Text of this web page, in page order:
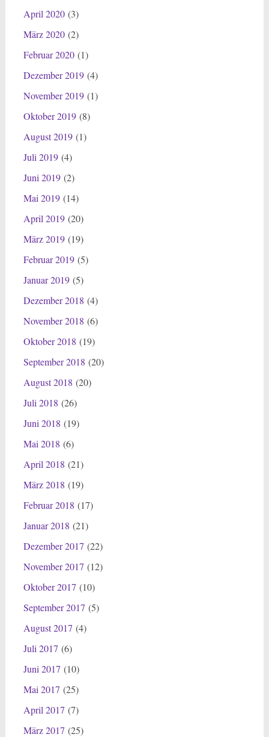
April 2020(3)
März 2020(2)
Februar 2020(1)
Dezember 2019(4)
November 2019(1)
Oktober 2019(8)
August 2019(1)
Juli 2019(4)
Juni 2019(2)
Mai 2019(14)
April 2019(20)
März 2019(19)
Februar 2019(5)
Januar 2019(5)
Dezember 2018 (4)
November 2018 (6)
Oktober 2018 (19)
September 2018 (20)
August 2018 (20)
Juli 2018 (26)
Juni 2018 (19)
Mai 2018 (6)
April 2018 (21)
März 2018 (19)
Februar 2018 (17)
Januar 2018 (21)
Dezember 2017 (22)
November 2017 (12)
Oktober 2017 (10)
September 2017 (5)
August 2017 (4)
Juli 2017 (6)
Juni 2017 (10)
Mai 2017 (25)
April 2017 (7)
März 2017 (25)